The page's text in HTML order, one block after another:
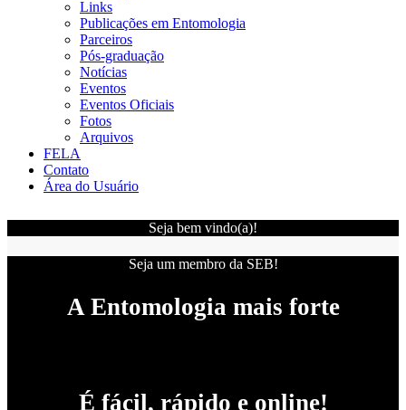
Links
Publicações em Entomologia
Parceiros
Pós-graduação
Notícias
Eventos
Eventos Oficiais
Fotos
Arquivos
FELA
Contato
Área do Usuário
Seja bem vindo(a)!
Seja um membro da SEB!
A Entomologia mais forte
É fácil, rápido e online!